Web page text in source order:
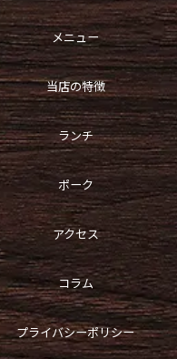
メニュー
当店の特徴
ランチ
ポーク
アクセス
コラム
プライバシーポリシー